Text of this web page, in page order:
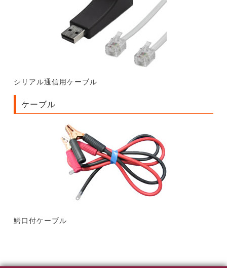
シリアル通信用ケーブル
ケーブル
鰐口付ケーブル